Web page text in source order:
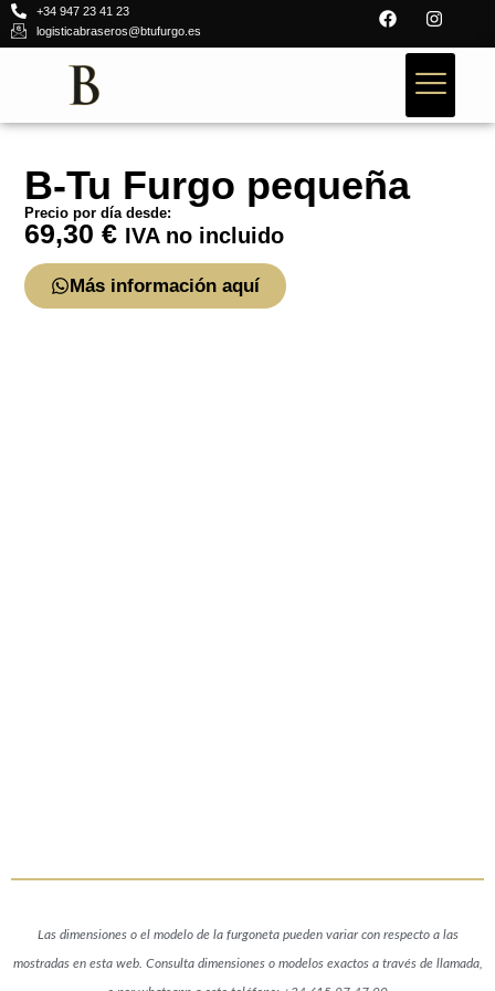
+34 947 23 41 23
logisticabraseros@btufurgo.es
B-Tu Furgo pequeña
Precio por día desde:
69,30€ IVA no incluido
Más información aquí
Las dimensiones o el modelo de la furgoneta pueden variar con respecto a las
mostradas en esta web. Consulta dimensiones o modelos exactos a través de llamada,